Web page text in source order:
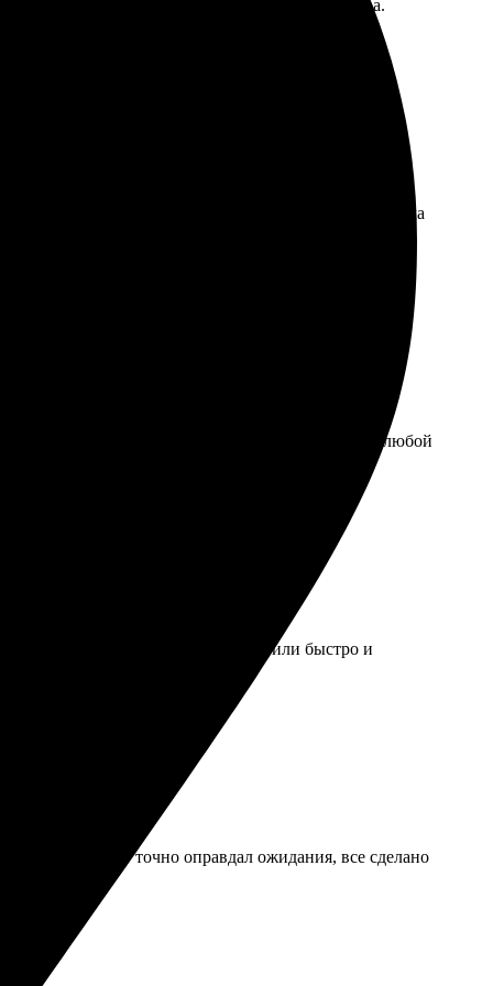
для подарков или украшения интерьера.
удобный интерфейс, все шаги понятны. Загрузила
детали аккуратные. Удобно забрала заказ в
Команда реально профессионалы. Порадует любой
Обсудила детали, доставили быстро и
Результат точно оправдал ожидания, все сделано